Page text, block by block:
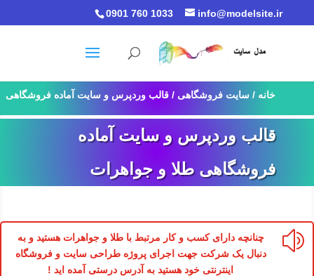
0901 760 1033 info@modelsite.ir
خانه / سایت فروشگاهی / قالب وردپرس و سایت آماده فروشگاهی
قالب وردپرس و سایت آماده
فروشگاهی طلا و جواهرات
z
چنانچه دارای کسب و کار مرتبط با طلا و جواهرات هستید و به
دنبال یک شرکت جهت اجرای پروژه طراحی سایت و فروشگاه
اینترنتی خود هستید به آدرس درستی آمده اید !